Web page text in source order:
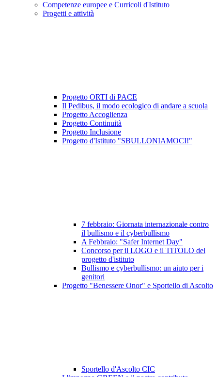
Competenze europee e Curricoli d'Istituto
Progetti e attività
Progetto ORTI di PACE
Il Pedibus, il modo ecologico di andare a scuola
Progetto Accoglienza
Progetto Continuità
Progetto Inclusione
Progetto d'Istituto "SBULLONIAMOCI!"
7 febbraio: Giornata internazionale contro
il bullismo e il cyberbullismo
A Febbraio: "Safer Internet Day"
Concorso per il LOGO e il TITOLO del
progetto d'istituto
Bullismo e cyberbullismo: un aiuto per i
genitori
Progetto "Benessere Onor" e Sportello di Ascolto
Sportello d'Ascolto CIC